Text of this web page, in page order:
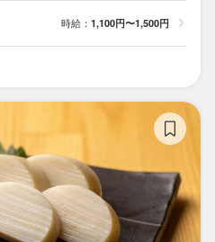
時給： 1,100円〜1,500円